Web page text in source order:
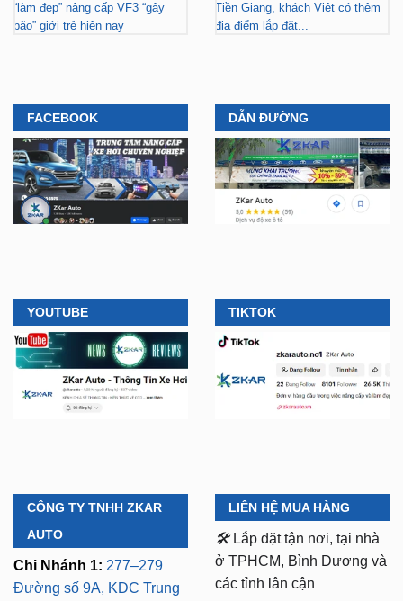
“làm đẹp” nâng cấp VF3 “gây
bão” giới trẻ hiện nay
Tiền Giang, khách Việt có thêm
địa điểm lắp đặt...
FACEBOOK DẪN ĐƯỜNG
YOUTUBE TIKTOK
CÔNG TY TNHH ZKAR
AUTO
Chi Nhánh 1: 277–279
Đường số 9A, KDC Trung
LIÊN HỆ MUA HÀNG
🛠️ Lắp đặt tận nơi, tại nhà
ở TPHCM, Bình Dương và
các tỉnh lân cận